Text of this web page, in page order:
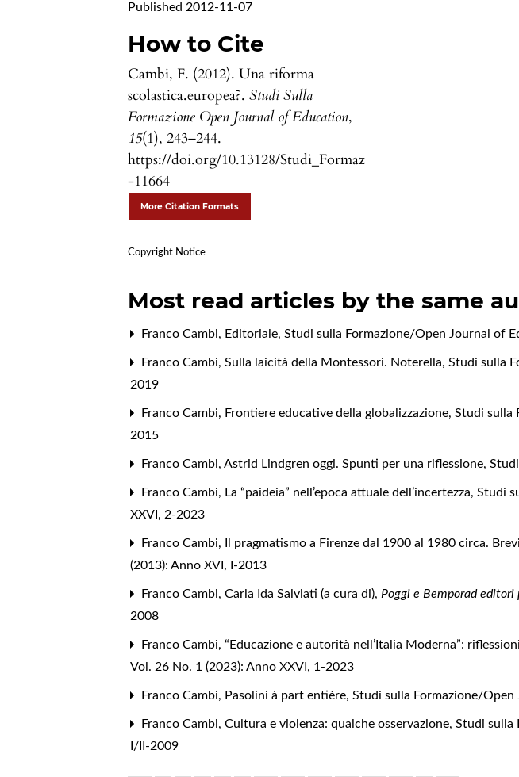
Published 2012-11-07
How to Cite
Cambi, F. (2012). Una riforma
scolastica.europea?.Studi Sulla
Formazione Open Journal of Education,
15(1), 243–244.
https://doi.org/10.13128/Studi_Formaz
-11664
More Citation Formats
Copyright Notice
Most read articles by the same
Franco Cambi, Editoriale,Studi sulla Formazione/Open Journal of
Franco Cambi,Sulla laicità della Montessori. Noterella,Studi sulla
2019
Franco Cambi, Frontiere educative della globalizzazione,Studi sulla
2015
Franco Cambi,Astrid Lindgren oggi. Spunti per una riflessione,
Franco Cambi, La “paideia” nell’epoca attuale dell’incertezza,Studi
XXVI, 2-2023
Franco Cambi, Il pragmatismo a Firenze dal 1900 al 1980 circa.
(2013): Anno XVI, I-2013
Franco Cambi,Carla Ida Salviati (a cura di),Poggi e Bemporad editori
2008
Franco Cambi,“Educazione e autorità nell’Italia Moderna”:
Vol. 26 No. 1 (2023): Anno XXVI, 1-2023
Franco Cambi, Pasolini à part entière,Studi sulla Formazione/
Franco Cambi,Cultura e violenza: qualche osservazione,Studi sulla
I/II-2009